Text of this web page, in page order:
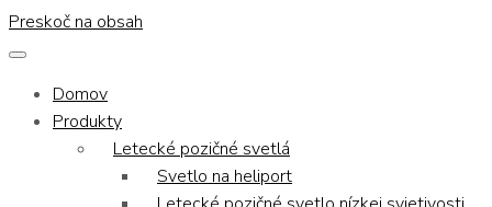
Preskoč na obsah
Domov
Produkty
Letecké pozičné svetlá
Svetlo na heliport